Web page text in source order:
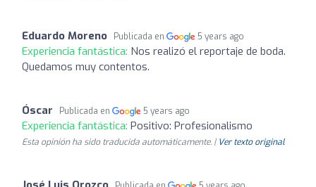
Eduardo Moreno Publicada en 5 years ago
Experiencia fantástica: Nos realizó el reportaje de boda.
Quedamos muy contentos.
Óscar Publicada en 5 years ago
Experiencia fantástica: Positivo: Profesionalismo
Esta opinión ha sido traducida automáticamente. | Ver texto original